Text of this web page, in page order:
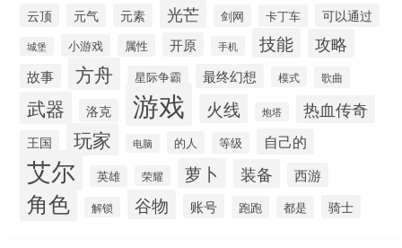
云顶 元气 元素 光芒 剑网 卡丁车 可以通过
城堡 小游戏 属性 开原 手机 技能 攻略
故事 方舟 星际争霸 最终幻想 模式 歌曲
武器 洛克 游戏 火线 炮塔 热血传奇
王国 玩家 电脑 的人 等级 自己的
艾尔 英雄 荣耀 萝卜 装备 西游
角色 解锁 谷物 账号 跑跑 都是 骑士